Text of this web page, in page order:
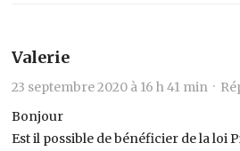
Valerie
23 septembre 2020 à 16 h 41 min ·
Bonjour
Est il possible de bénéficier de la loi